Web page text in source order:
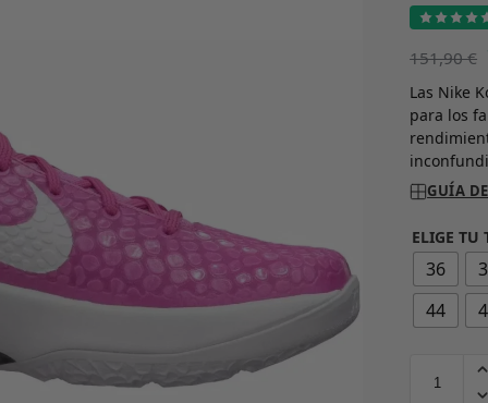
151,90€
Las Nike
para los
GUÍA
ELIGE TU
36
44